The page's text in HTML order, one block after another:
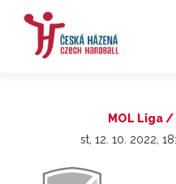
MOL Liga
st, 12. 10. 2022,